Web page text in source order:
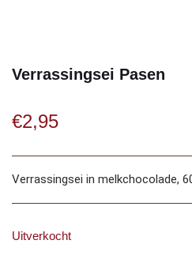
Verrassingsei Pasen
€2,95
Verrassingsei in melkchocolade,
Uitverkocht